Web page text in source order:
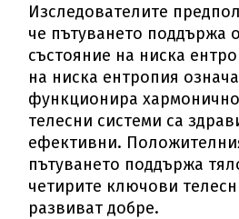
Изследователите
че пътуването поддържа
състояние на ниска
на ниска ентропия
функционира
телесни системи са
ефективни.
пътуването поддържа
четирите ключови
развиват добре.